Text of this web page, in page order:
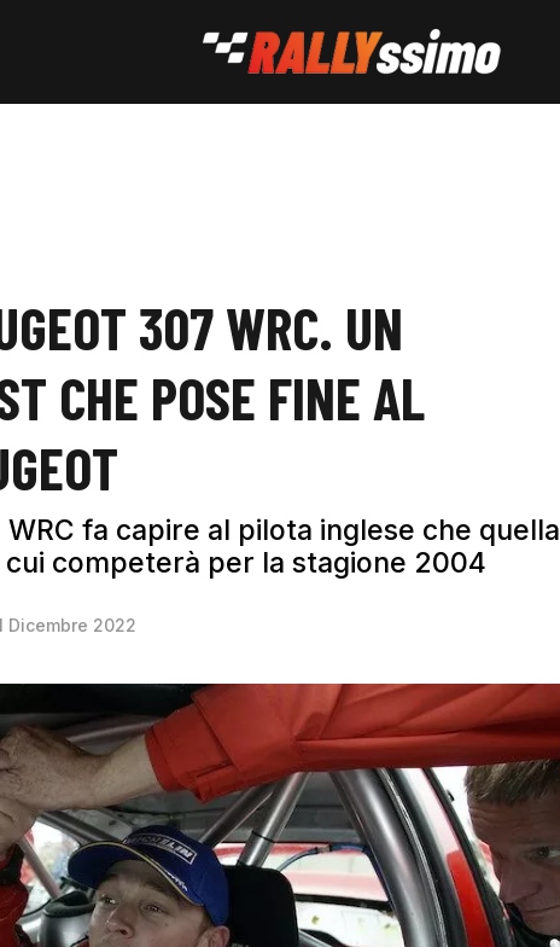
307 WRC. UN
CHE POSE FINE AL
fa capire al pilota inglese che quella
competerà per la stagione 2004
Dicembre 2022